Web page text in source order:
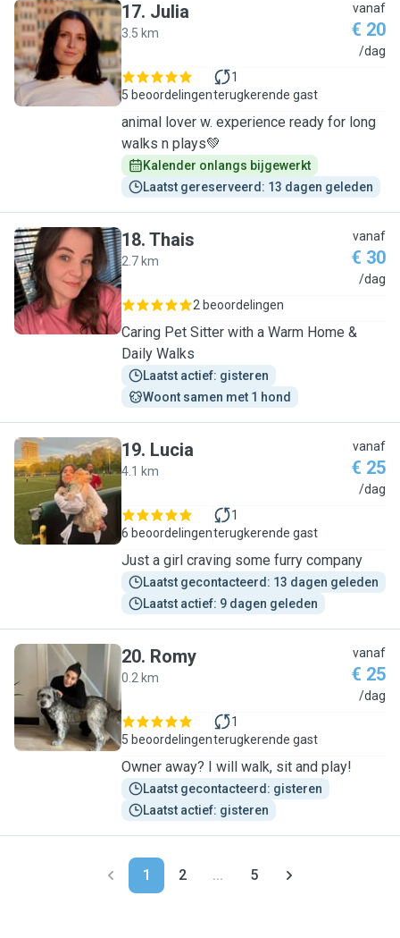
J
17. Julia
3.5 km
vanaf
€ 20
/dag
5 beoordelingen
1
terugkerende gast
animal lover w. experience ready for long
walks n plays💚
Kalender onlangs bijgewerkt
Laatst gereserveerd: 13 dagen geleden
T
18. Thais
2.7 km
vanaf
€ 30
/dag
2 beoordelingen
Caring Pet Sitter with a Warm Home &
Daily Walks
Laatst actief: gisteren
Woont samen met 1 hond
L
19. Lucia
4.1 km
vanaf
€ 25
/dag
6 beoordelingen
1
terugkerende gast
Just a girl craving some furry company
Laatst gecontacteerd: 13 dagen geleden
Laatst actief: 9 dagen geleden
R
20. Romy
0.2 km
vanaf
€ 25
/dag
5 beoordelingen
1
terugkerende gast
Owner away? I will walk, sit and play!
Laatst gecontacteerd: gisteren
Laatst actief: gisteren
1 2 ... 5